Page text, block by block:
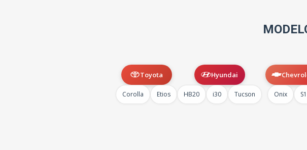
Toyota
Corolla Etios
Hyundai
HB20 i30 Tucson Onix